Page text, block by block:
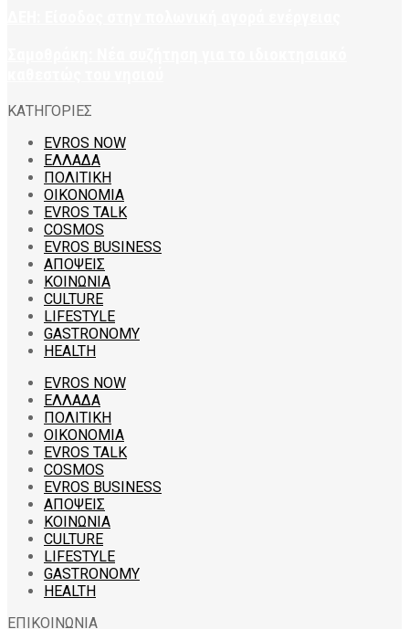
ΚΑΤΗΓΟΡΙΕΣ
EVROS NOW
ΕΛΛΑΔΑ
ΠΟΛΙΤΙΚΗ
ΟΙΚΟΝΟΜΙΑ
EVROS TALK
COSMOS
EVROS BUSINESS
ΑΠΟΨΕΙΣ
ΚΟΙΝΩΝΙΑ
CULTURE
LIFESTYLE
GASTRONOMY
HEALTH
EVROS NOW
ΕΛΛΑΔΑ
ΠΟΛΙΤΙΚΗ
ΟΙΚΟΝΟΜΙΑ
EVROS TALK
COSMOS
EVROS BUSINESS
ΑΠΟΨΕΙΣ
ΚΟΙΝΩΝΙΑ
CULTURE
LIFESTYLE
GASTRONOMY
HEALTH
ΕΠΙΚΟΙΝΩΝΙΑ